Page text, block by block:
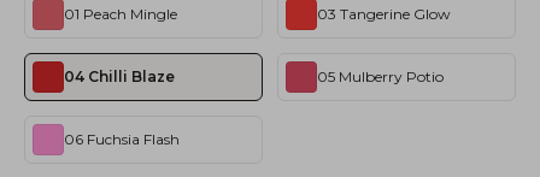
01 Peach Mingle 03 Tangerine Glow
04 Chilli Blaze 05 Mulberry Potio
06 Fuchsia Flash